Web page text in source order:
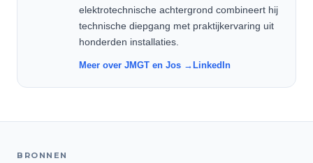
elektrotechnische achtergrond combineert hij
technische diepgang met praktijkervaring uit
honderden installaties.
Meer over JMGT en Jos → LinkedIn
BRONNEN